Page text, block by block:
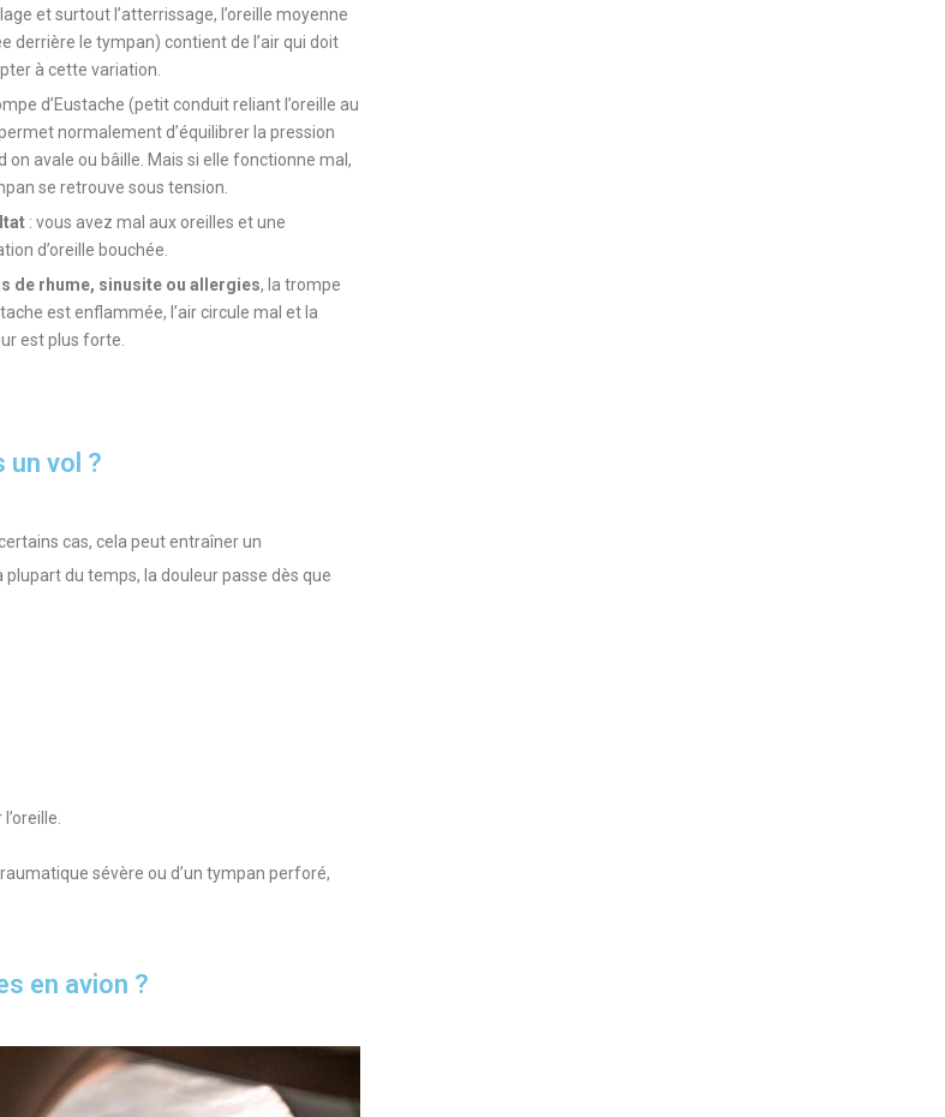
et surtout l’atterrissage, l’oreille moyenne
derrière le tympan) contient de l’air qui doit
à cette variation.
d’Eustache (petit conduit reliant l’oreille au
normalement d’équilibrer la pression
on avale ou bâille. Mais si elle fonctionne mal,
se retrouve sous tension.
: vous avez mal aux oreilles et une
d’oreille bouchée.
de rhume, sinusite ou allergies, la trompe
est enflammée, l’air circule mal et la
est plus forte.
un vol ?
cas, cela peut entraîner un
du temps, la douleur passe dès que
sévère ou d’un tympan perforé,
en avion ?